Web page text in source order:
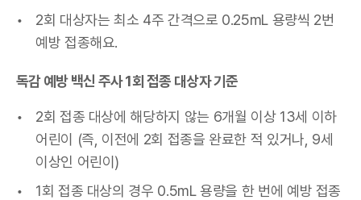
2회 대상자는 최소 4주 간격으로 0.25mL 용량씩 2번
예방 접종해요.
독감 예방 백신 주사 1회 접종 대상자 기준
2회 접종 대상에 해당하지 않는 6개월 이상 13세 이하
어린이 (즉, 이전에 2회 접종을 완료한 적 있거나, 9세
이상인 어린이)
1회 접종 대상의 경우 0.5mL 용량을 한 번에 예방 접종